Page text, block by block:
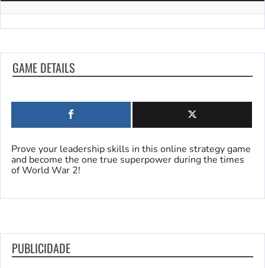
GAME DETAILS
Prove your leadership skills in this online strategy game
and become the one true superpower during the times
of World War 2!
PUBLICIDADE